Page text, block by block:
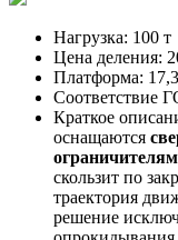
Нагрузка: 100 т
Цена деления:
Платформа:
Соответствие
Краткое
оснащаются
скользит по
траектория
решение